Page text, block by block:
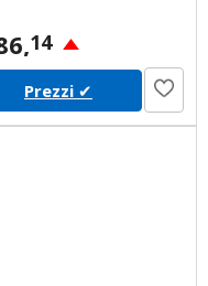
14
Prezzi ✔